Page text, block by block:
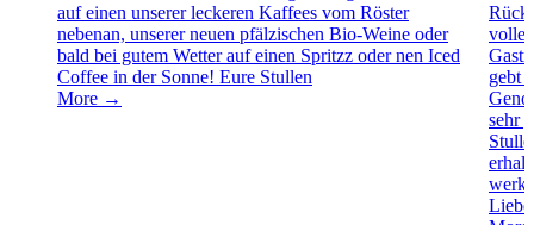
auf einen unserer leckeren Kaffees vom Röster
nebenan, unserer neuen pfälzischen Bio-Weine oder
bald bei gutem Wetter auf einen Spritzz oder nen Iced
Coffee in der Sonne! Eure Stullen
More →
voller
gebt
sehr